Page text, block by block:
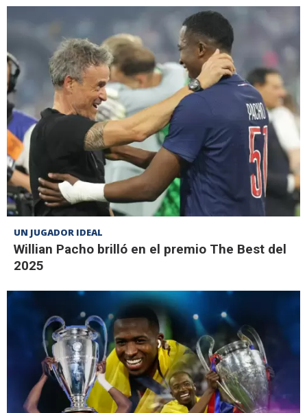
UN JUGADOR IDEAL
Willian Pacho brilló en el premio The Best del
2025